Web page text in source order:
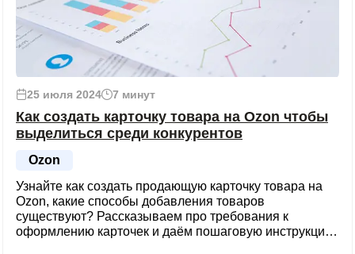
25 июля 2024 7 минут
Как создать карточку товара на Ozon чтобы
выделиться среди конкурентов
Ozon
Узнайте как создать продающую карточку товара на
Ozon, какие способы добавления товаров
существуют? Рассказываем про требования к
оформлению карточек и даём пошаговую инструкцию,